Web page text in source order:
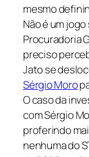
mesmo
Não é um
Procuradoria
preciso
Jato se
Sérgio Moro
O caso da
com Sérgio
proferindo
nenhuma do